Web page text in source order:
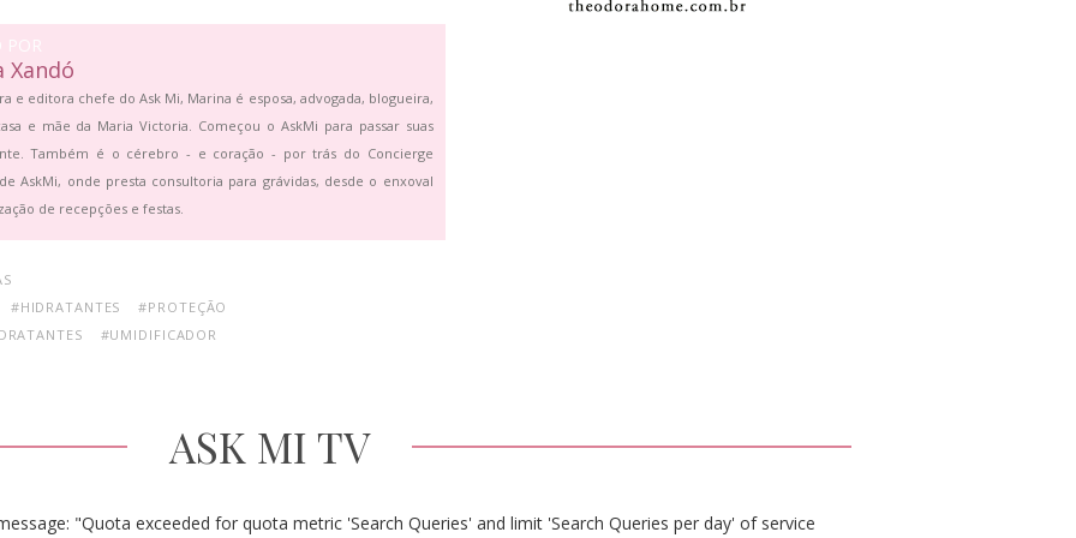
POR
Xandó
e editora chefe do Ask Mi, Marina é esposa, advogada, blogueira,
e mãe da Maria Victoria. Começou o AskMi para passar suas
Também é o cérebro - e coração - por trás do Concierge
AskMi, onde presta consultoria para grávidas, desde o enxoval
de recepções e festas.
#HIDRATANTES
#PROTEÇÃO
#UMIDIFICADOR
ASK MI TV
"Quota exceeded for quota metric 'Search Queries' and limit 'Search Queries per day' of service